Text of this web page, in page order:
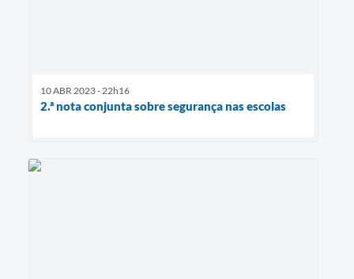
10 ABR 2023 - 22h16
2.ª nota conjunta sobre segurança nas escolas